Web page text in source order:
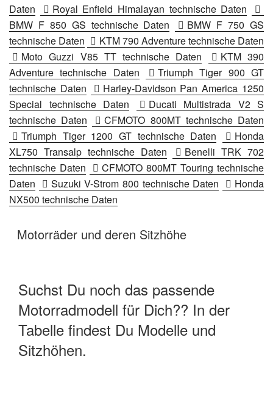
Daten
Royal Enfield Himalayan technische Daten
BMW F 850 GS technische Daten
BMW F 750 GS
technische Daten
KTM 790 Adventure technische Daten
Moto Guzzi V85 TT technische Daten
KTM 390
Adventure technische Daten
Triumph Tiger 900 GT
technische Daten
Harley-Davidson Pan America 1250
Special technische Daten
Ducati Multistrada V2 S
technische Daten
CFMOTO 800MT technische Daten
Triumph Tiger 1200 GT technische Daten
Honda
XL750 Transalp technische Daten
Benelli TRK 702
technische Daten
CFMOTO 800MT Touring technische
Daten
Suzuki V-Strom 800 technische Daten
Honda
NX500 technische Daten
Motorräder und deren Sitzhöhe
Suchst Du noch das passende
Motorradmodell für Dich?? In der
Tabelle findest Du Modelle und
Sitzhöhen.